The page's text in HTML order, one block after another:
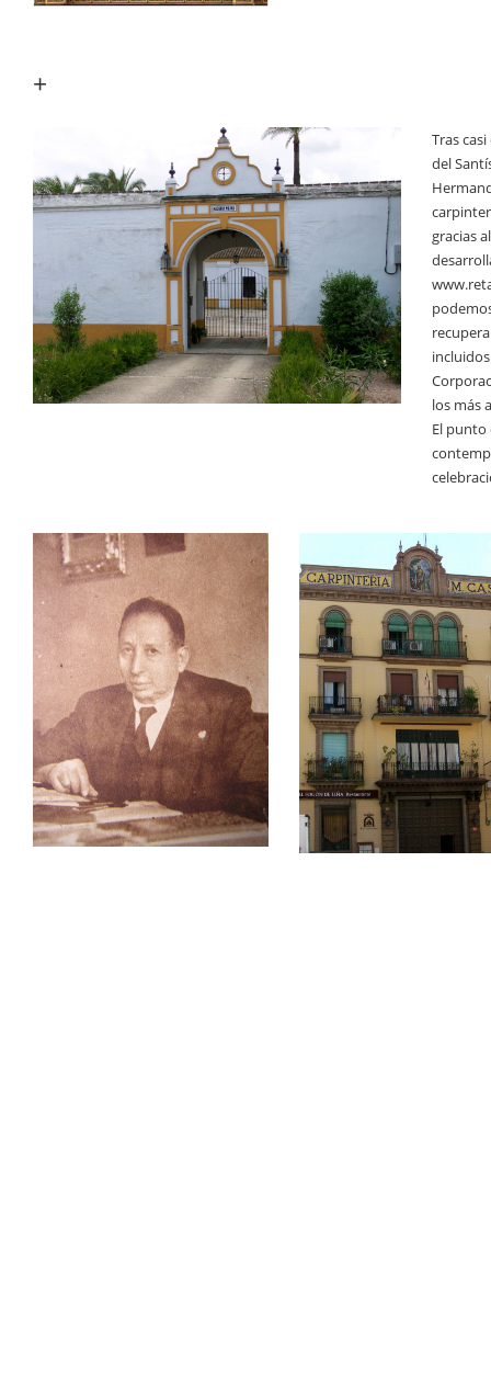
+
Tras
del
gracias
los más
El punto